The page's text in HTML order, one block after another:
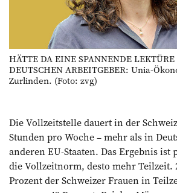
HÄTTE DA EINE SPANNENDE
DEUTSCHEN ARBEITGEBER: Unia-
Zurlinden. (Foto: zvg)
Die Vollzeitstelle dauert in der
Stunden pro Woche – mehr als in
anderen EU-Staaten. Das Ergebnis ist
die Vollzeitnorm, desto mehr Teilzeit.
Prozent der Schweizer Frauen in